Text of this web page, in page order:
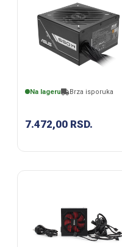
Na lageru Brza isporuka
7.472,00 RSD.